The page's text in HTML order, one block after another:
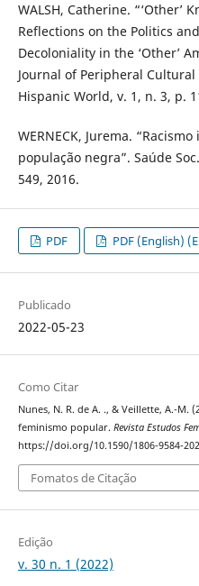
WALSH, Catherine. “‘Other’
Reflections on the Politics
Decoloniality in the ‘Other’
Journal of Peripheral
Hispanic World, v. 1, n. 3, p.
WERNECK, Jurema.
população negra”. Saúde
549, 2016.
PDF PDF (English)
Publicado
2022-05-23
Como Citar
Nunes, N. R. de A. ., & Veillette, A.-M.
feminismo popular. Revista Estudos
https://doi.org/10.1590/1806-9584-
Fomatos de Citação
Edição
v. 30 n. 1 (2022)